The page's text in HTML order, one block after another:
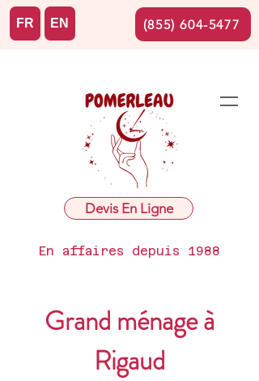
Devis En Ligne
En affaires depuis 1988
FR EN (855) 604-5477
Grand ménage à
Rigaud